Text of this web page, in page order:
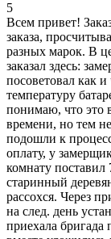
5
Всем привет!
заказа,
разных марок. В
заказал здесь:
посоветовал как
температуру
понимаю, что это
времени, но тем
подошли к
оплату, у
комнату
старинный
рассохся. Через
на след. день
приехала